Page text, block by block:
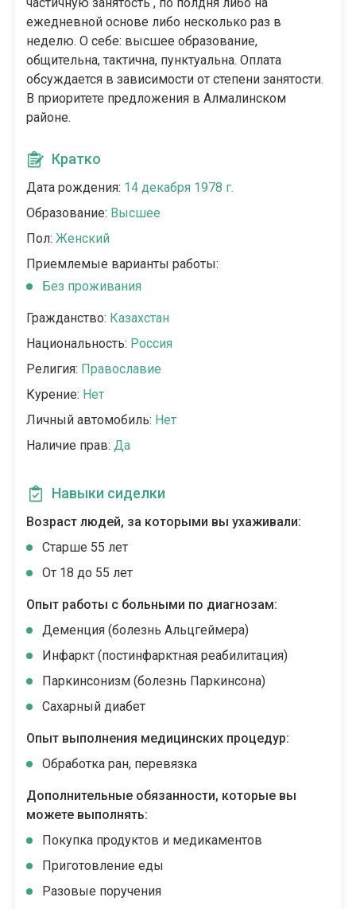
ежедневной основе либо несколько раз в
неделю. О себе: высшее образование,
общительна, тактична, пунктуальна. Оплата
обсуждается в зависимости от степени занятости.
В приоритете предложения в Алмалинском
районе.
Кратко
Дата рождения: 14 декабря 1978 г.
Образование: Высшее
Пол: Женский
Приемлемые варианты работы:
Без проживания
Гражданство: Казахстан
Национальность: Россия
Религия: Православие
Курение: Нет
Личный автомобиль: Нет
Наличие прав: Да
Навыки сиделки
Возраст людей, за которыми вы ухаживали:
Cтарше 55 лет
От 18 до 55 лет
Опыт работы с больными по диагнозам:
Деменция (болезнь Альцгеймера)
Инфаркт (постинфарктная реабилитация)
Паркинсонизм (болезнь Паркинсона)
Сахарный диабет
Опыт выполнения медицинских процедур:
Обработка ран, перевязка
Дополнительные обязанности, которые вы
можете выполнять:
Покупка продуктов и медикаментов
Приготовление еды
Разовые поручения